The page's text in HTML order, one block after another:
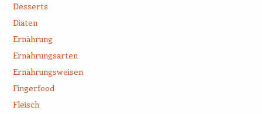
Desserts
Diäten
Ernährung
Ernährungsarten
Ernährungsweisen
Fingerfood
Fleisch